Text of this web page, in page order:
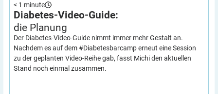
< 1 minute
Diabetes-Video-Guide:
die Planung
Der Diabetes-Video-Guide nimmt immer mehr Gestalt an.
Nachdem es auf dem #Diabetesbarcamp erneut eine Session
zu der geplanten Video-Reihe gab, fasst Michi den aktuellen
Stand noch einmal zusammen.